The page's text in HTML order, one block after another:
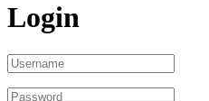
Login